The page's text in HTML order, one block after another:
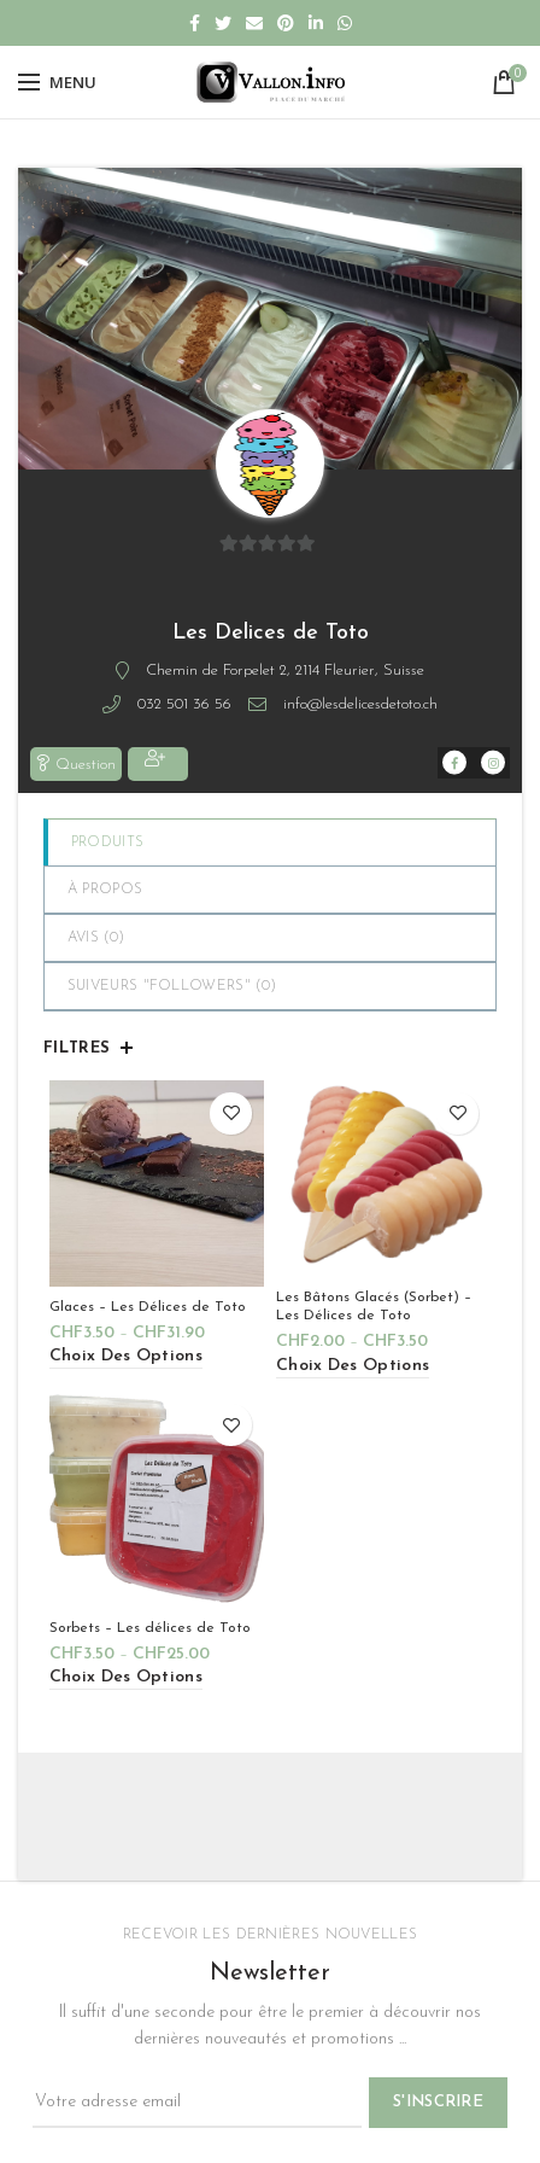
MENU 0
5
Les Delices de Toto
Chemin de Forpelet 2, 2114 Fleurier, Suisse
032 501 36 56 info@lesdelicesdetoto.ch
Question
PRODUITS
À PROPOS
AVIS (0)
SUIVEURS "FOLLOWERS" (0)
FILTRES
Glaces – Les Délices de Toto
CHF3.50– CHF31.90
Choix Des Options
Les Bâtons Glacés (Sorbet) –
Les Délices de Toto
CHF2.00 – CHF3.50
Choix Des Options
Sorbets – Les délices de Toto
CHF3.50– CHF25.00
Choix Des Options
RECEVOIR LES DERNIÈRES NOUVELLES
Newsletter
Il suffit d'une seconde pour être le premier à découvrir nos
dernières nouveautés et promotions ...